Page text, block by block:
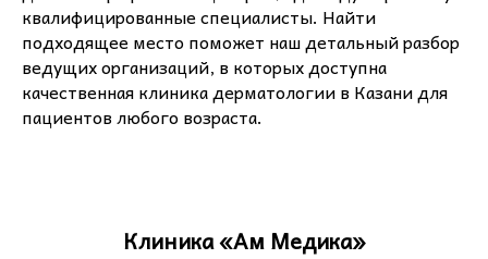
квалифицированные специалисты. Найти
подходящее место поможет наш детальный разбор
ведущих организаций, в которых доступна
качественная клиника дерматологии в Казани для
пациентов любого возраста.
Клиника «Ам Медика»